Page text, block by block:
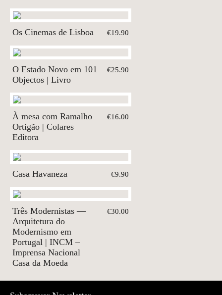
Os Cinemas de Lisboa €19.90
O Estado Novo em 101
Objectos | Livro
€25.90
À mesa com Ramalho
Ortigão | Colares
Editora
€16.00
Casa Havaneza €9.90
Três Modernistas —
Arquitetura do
Modernismo em
Portugal | INCM –
Imprensa Nacional
Casa da Moeda
€30.00